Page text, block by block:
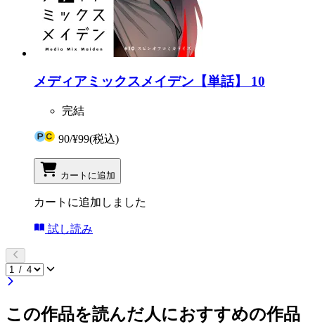
メディアミックスメイデン【単話】 10
完結
90/¥99(税込)
カートに追加
カートに追加しました
試し読み
この作品を読んだ人におすすめの作品